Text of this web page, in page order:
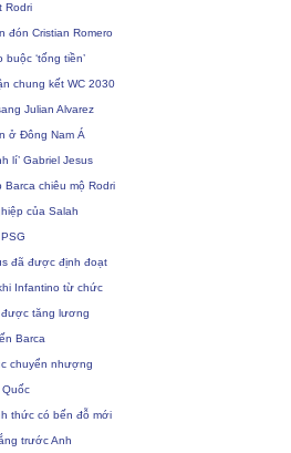
Rodri
đón Cristian Romero
‘tống tiền’
chung kết WC 2030
Julian Alvarez
ở Đông Nam Á
lí’ Gabriel Jesus
Barca chiêu mộ Rodri
của Salah
đã được định đoạt
Infantino từ chức
được tăng lương
Barca
chuyển nhượng
thức có bến đỗ mới
trước Anh